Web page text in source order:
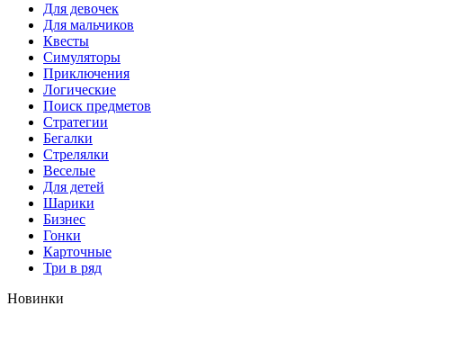
Для девочек
Для мальчиков
Квесты
Симуляторы
Приключения
Логические
Поиск предметов
Стратегии
Бегалки
Стрелялки
Веселые
Для детей
Шарики
Бизнес
Гонки
Карточные
Три в ряд
Новинки